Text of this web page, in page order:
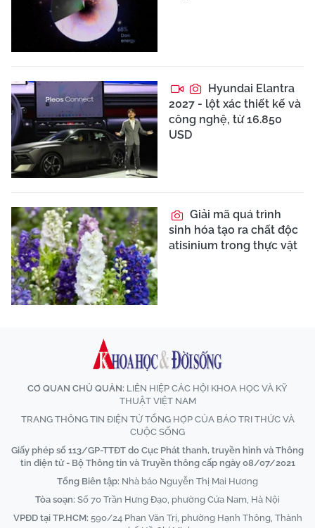
Hyundai Elantra
2027 - lột xác thiết kế và
công nghệ, từ 16.850
USD
Giải mã quá trình
sinh hóa tạo ra chất độc
atisinium trong thực vật
CƠ QUAN CHỦ QUẢN: LIÊN HIỆP CÁC HỘI KHOA HỌC VÀ KỸ
THUẬT VIỆT NAM
TRANG THÔNG TIN ĐIỆN TỬ TỔNG HỢP CỦA BÁO TRI THỨC VÀ
CUỘC SỐNG
Giấy phép số 113/GP-TTĐT do Cục Phát thanh, truyền hình và Thông
tin điện tử - Bộ Thông tin và Truyền thông cấp ngày 08/07/2021
Tổng Biên tập: Nhà báo Nguyễn Thị Mai Hương
Tòa soạn: Số 70 Trần Hưng Đạo, phường Cửa Nam, Hà Nội
VPĐD tại TP.HCM: 590/24 Phan Văn Trị, phường Hạnh Thông, Thành